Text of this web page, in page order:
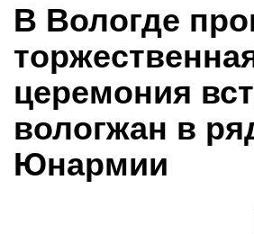
В Вологде
церемония
вологжан в
Юнармии